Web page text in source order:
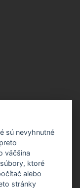
6, 821 08
autori.
sú nevyhnutné
väčšina
ktoré
alebo
stránky